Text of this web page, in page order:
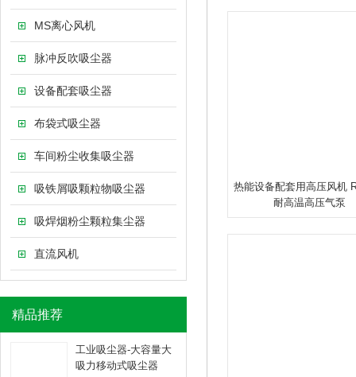
MS离心风机
脉冲反吹吸尘器
设备配套吸尘器
布袋式吸尘器
车间粉尘收集吸尘器
吸铁屑吸颗粒物吸尘器
吸焊烟粉尘颗粒集尘器
直流风机
精品推荐
工业吸尘器-大容量大
吸力移动式吸尘器
热能设备配套用高压风机
耐高温高压气泵